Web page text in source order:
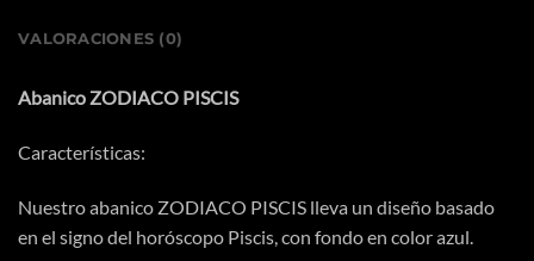
VALORACIONES (0)
Abanico ZODIACO PISCIS
Características:
Nuestro abanico ZODIACO PISCIS lleva un diseño basado
en el signo del horóscopo Piscis, con fondo en color azul.